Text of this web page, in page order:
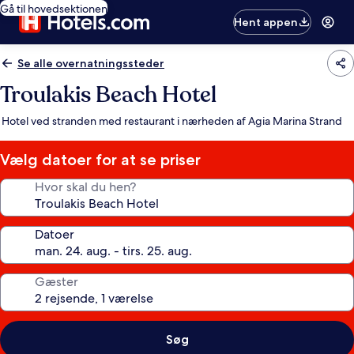
Gå til hovedsektionen
Hent appen
Se alle overnatningssteder
Troulakis Beach Hotel
Hotel ved stranden med restaurant i nærheden af Agia Marina Strand
Vælg datoer for at se priser
Hvor skal du hen?
Datoer
Gæster
Søg